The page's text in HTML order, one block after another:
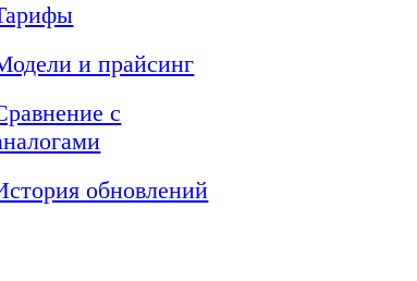
и прайсинг
с
обновлений